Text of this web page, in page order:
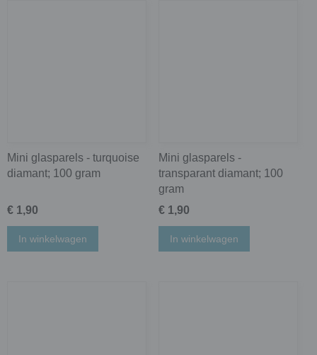
Mini glasparels - turquoise
diamant; 100 gram
€ 1,90
In winkelwagen
Mini glasparels -
transparant diamant; 100
gram
€ 1,90
In winkelwagen